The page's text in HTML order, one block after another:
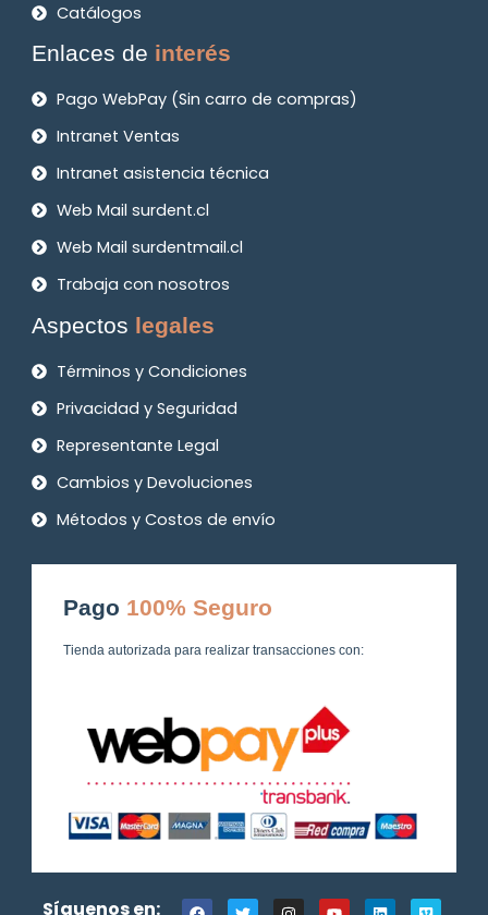
Catálogos
Enlaces de interés
Pago WebPay (Sin carro de compras)
Intranet Ventas
Intranet asistencia técnica
Web Mail surdent.cl
Web Mail surdentmail.cl
Trabaja con nosotros
Aspectos legales
Términos y Condiciones
Privacidad y Seguridad
Representante Legal
Cambios y Devoluciones
Métodos y Costos de envío
Pago 100% Seguro
Tienda autorizada para realizar transacciones con:
Síguenos en:
F
T
I
Y
L
V